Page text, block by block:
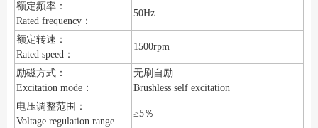
额定频率：
Rated frequency：
50Hz
额定转速：
Rated speed：
1500rpm
励磁方式：
Excitation mode：
无刷自励
Brushless self excitation
电压调整范围：
Voltage regulation range
≥5％